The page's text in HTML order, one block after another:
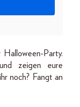
Party.
zeigen eure
noch? Fangt an